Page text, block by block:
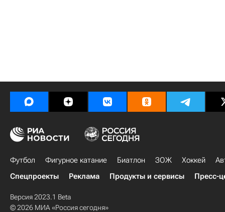
Футбол Фигурное катание Биатлон ЗОЖ Хоккей
Спецпроекты
Реклама Продукты и сервисы Пресс-
Версия 2023.1 Beta
© 2026 МИА «Россия сегодня»